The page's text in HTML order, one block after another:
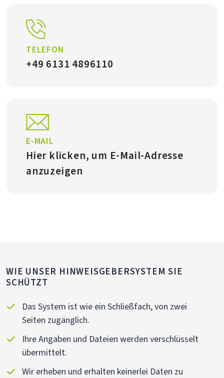
TELEFON
+49 6131 4896110
E-MAIL
Hier klicken, um E-Mail-Adresse
anzuzeigen
WIE UNSER HINWEISGEBERSYSTEM SIE
SCHÜTZT
Das System ist wie ein Schließfach, von zwei
Seiten zugänglich.
Ihre Angaben und Dateien werden verschlüsselt
übermittelt.
Wir erheben und erhalten keinerlei Daten zu